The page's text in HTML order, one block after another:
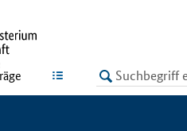
LISTE